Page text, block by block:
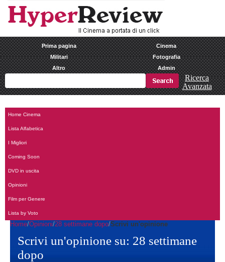
Prima pagina
Cinema
Militari
Fotografia
Altro
Admin
Ricerca
Avanzata
Home Cinema
Lista Alfabetica
I Migliori
Coming Soon
DVD in uscita
Opinioni
Film per Genere
Lista by Voto
Home Opinioni 28 settimane dopo Scrivi un'opinione
Scrivi un'opinione su: 28 settimane
dopo